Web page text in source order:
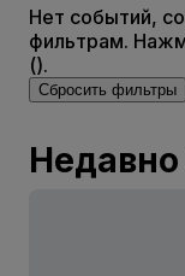
Нет событий,
фильтрам.
().
Сбросить фильтры